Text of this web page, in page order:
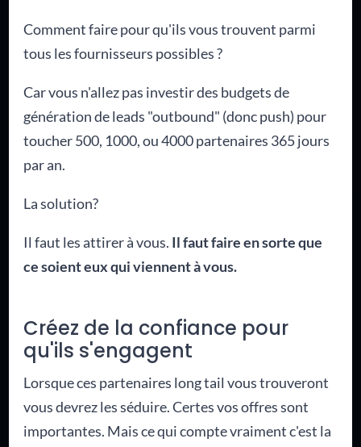
Comment faire pour qu'ils vous trouvent parmi
tous les fournisseurs possibles ?
Car vous n'allez pas investir des budgets de
génération de leads "outbound" (donc push) pour
toucher 500, 1000, ou 4000 partenaires 365 jours
par an.
La solution?
Il faut les attirer à vous. Il faut faire en sorte que
ce soient eux qui viennent à vous.
Créez de la confiance pour
qu'ils s'engagent
Lorsque ces partenaires long tail vous trouveront
vous devrez les séduire. Certes vos offres sont
importantes. Mais ce qui compte vraiment c'est la